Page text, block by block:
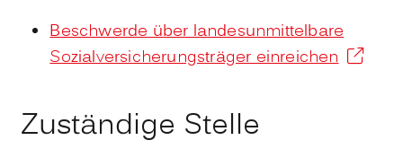
Beschwerde über landesunmittelbare
Sozialversicherungsträger einreichen
Zuständige Stelle